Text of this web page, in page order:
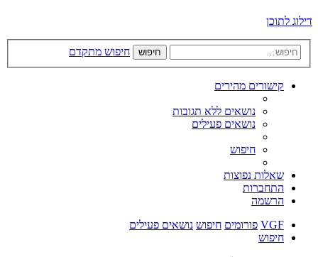
דילוג לתוכן
חיפוש חיפוש מתקדם
קישורים מהירים
נושאים ללא תגובות
נושאים פעילים
חיפוש
שאלות נפוצות
התחברות
הרשמה
VGF פורומים חיפוש נושאים פעילים
חיפוש